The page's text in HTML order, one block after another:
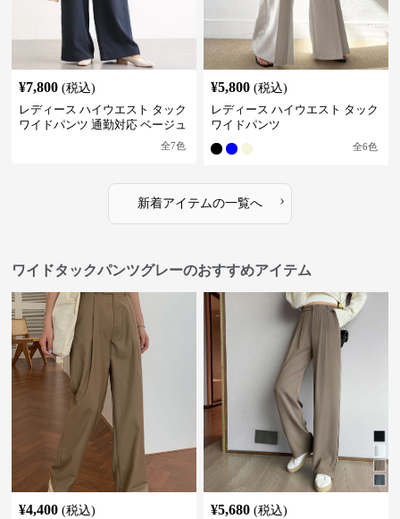
¥7,800 (税込)
レディース ハイウエスト タック
ワイドパンツ 通勤対応 ベージュ
全7色
¥5,800 (税込)
レディース ハイウエスト タック
ワイドパンツ
全6色
新着アイテムの一覧へ ›
ワイドタックパンツグレーのおすすめアイテム
¥4,400 (税込)
¥5,680 (税込)